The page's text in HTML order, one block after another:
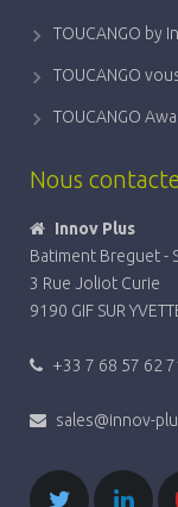
TOUCANGO by
TOUCANGO
TOUCANGO
Nous
Innov Plus
Batiment Breguet -
3 Rue Joliot Curie
9190 GIF SUR
+33 7 68 57 62
sales@innov-